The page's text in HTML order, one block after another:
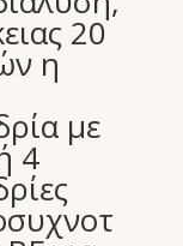
20
η
με
4